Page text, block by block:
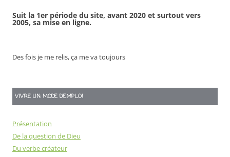
Suit la 1er période du site, avant 2020 et surtout vers
2005, sa mise en ligne.
Des fois je me relis, ça me va toujours
VIVRE UN MODE D’EMPLOI
Présentation
De la question de Dieu
Du verbe créateur